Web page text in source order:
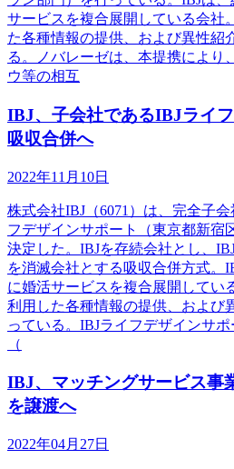
サービスを複合展開している会社
た各種情報の提供、および異性紹
る。ノバレーゼは、本提携により
ウ等の相互
IBJ、子会社であるIBJライ
吸収合併へ
2022年11月10日
株式会社IBJ（6071）は、完全子
フデザインサポート（東京都新宿
決定した。IBJを存続会社とし、
を消滅会社とする吸収合併方式。
に婚活サービスを複合展開してい
利用した各種情報の提供、および
っている。IBJライフデザインサ
（
IBJ、マッチングサービス事
を譲渡へ
2022年04月27日